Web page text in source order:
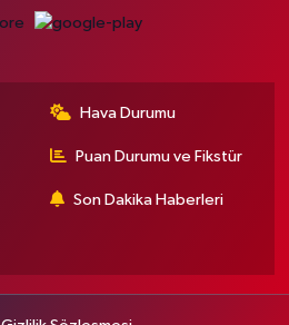
Hava Durumu
Puan Durumu ve Fikstür
Son Dakika Haberleri